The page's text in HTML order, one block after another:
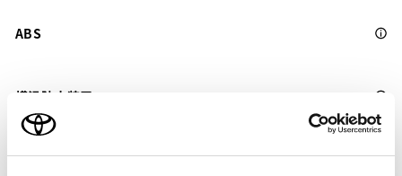
ABS
横滑防止装置
キーレス